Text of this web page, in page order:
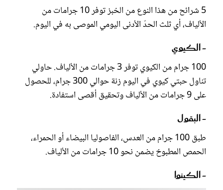
5 شرائح من هذا النوع من الخبز توفر 10 جرامات من
الألياف، أي ثلث الحدّ الأدنى اليومي الموصى به في اليوم.
- الكيوي
100 جرام من الكيوي توفر 3 جرامات من الألياف. حاولي
تناول حبتي كيوي في اليوم زنة حوالي 300 جرام، للحصول
على 9 جرامات من الألياف وتحقيق أقصى استفادة.
- البقول
طبق 100 جرام من العدس، الفاصوليا البيضاء أو الحمراء،
الحمص المطبوخ يضمن نحو 10 جرامات من الألياف.
- الكينوا